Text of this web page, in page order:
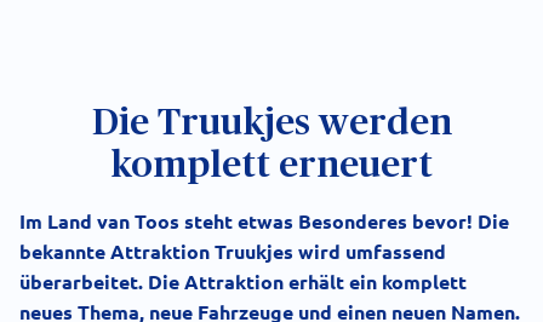
Die Truukjes werden
komplett erneuert
Im Land van Toos steht etwas Besonderes bevor! Die
bekannte Attraktion Truukjes wird umfassend
überarbeitet. Die Attraktion erhält ein komplett
neues Thema, neue Fahrzeuge und einen neuen Namen.